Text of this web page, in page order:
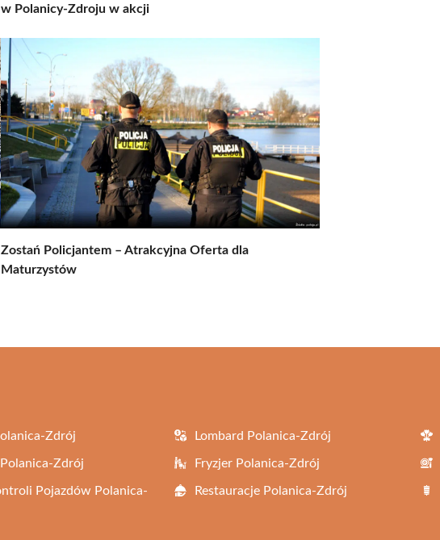
w Polanicy-Zdroju w akcji
Zostań Policjantem – Atrakcyjna Oferta dla
Maturzystów
Zdrój Lombard Polanica-Zdrój
Zdrój Fryzjer Polanica-Zdrój
Pojazdów Polanica-
Restauracje Polanica-Zdrój